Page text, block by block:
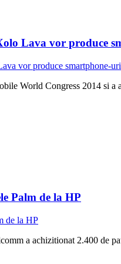
Lava vor produce
World Congress 2014 si a
Palm de la HP
a achizitionat 2.400 de